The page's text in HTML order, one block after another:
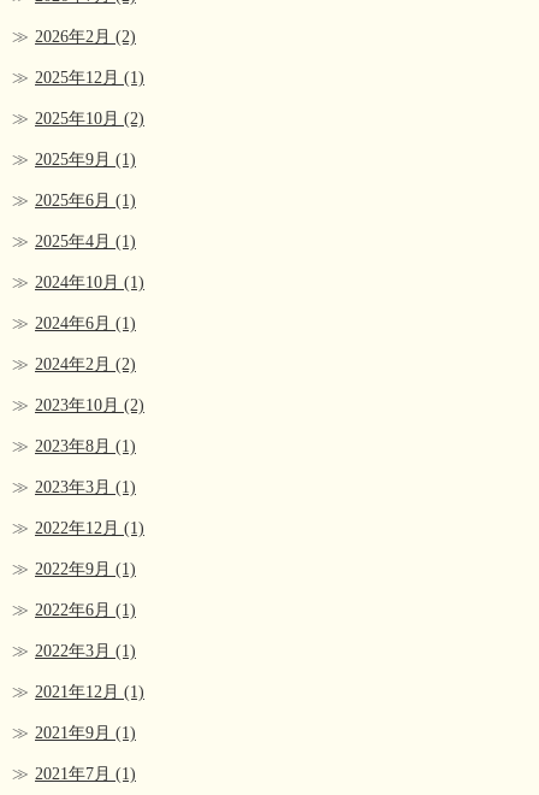
2026年2月 (2)
2025年12月 (1)
2025年10月 (2)
2025年9月 (1)
2025年6月 (1)
2025年4月 (1)
2024年10月 (1)
2024年6月 (1)
2024年2月 (2)
2023年10月 (2)
2023年8月 (1)
2023年3月 (1)
2022年12月 (1)
2022年9月 (1)
2022年6月 (1)
2022年3月 (1)
2021年12月 (1)
2021年9月 (1)
2021年7月 (1)